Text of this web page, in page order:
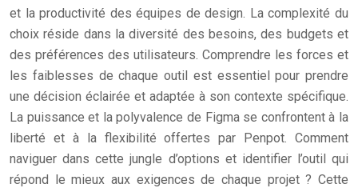
et la productivité des équipes de design. La complexité du
choix réside dans la diversité des besoins, des budgets et
des préférences des utilisateurs. Comprendre les forces et
les faiblesses de chaque outil est essentiel pour prendre
une décision éclairée et adaptée à son contexte spécifique.
La puissance et la polyvalence de Figma se confrontent à la
liberté et à la flexibilité offertes par Penpot. Comment
naviguer dans cette jungle d’options et identifier l’outil qui
répond le mieux aux exigences de chaque projet ? Cette